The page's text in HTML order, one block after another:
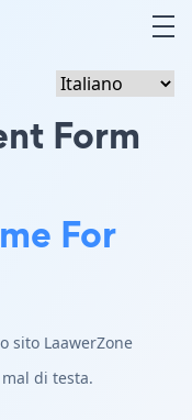
Form
For
sito LaawerZone
di testa.